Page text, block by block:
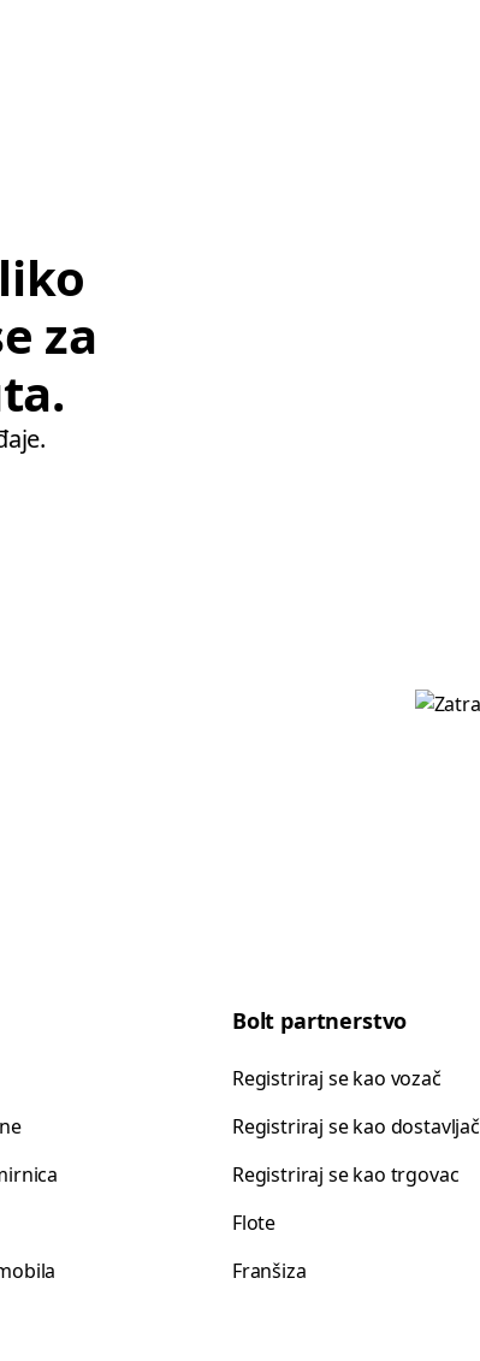
za
Bolt partnerstvo
Registriraj se kao vozač
Registriraj se kao dostavljač
Registriraj se kao trgovac
Flote
Franšiza